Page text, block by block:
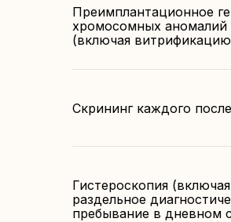
Преимплантационное
хромосомных аномалий
(включая
Скрининг каждого
Гистероскопия
раздельное
пребывание в дневном